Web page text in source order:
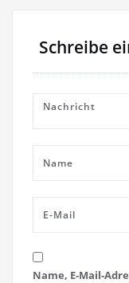
Schreibe
Name, E-Mail-